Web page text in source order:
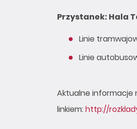
Przystanek: Hala
Linie
Linie
Aktualne informacje
linkiem:http://